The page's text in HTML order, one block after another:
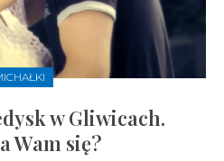
w Gliwicach.
Wam się?